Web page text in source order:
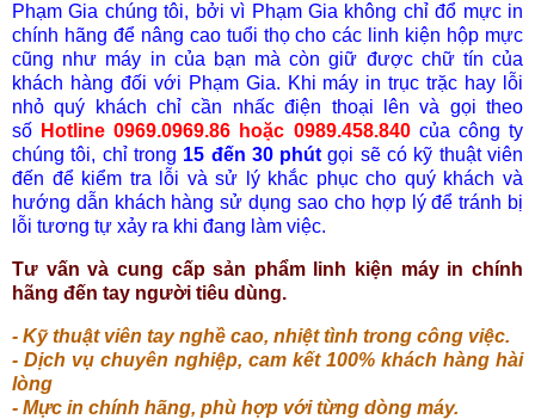
Phạm Gia chúng tôi, bởi vì Phạm Gia không chỉ đổ mực in
chính hãng để nâng cao tuổi thọ cho các linh kiện hộp mực
cũng như máy in của bạn mà còn giữ được chữ tín của
khách hàng đối với Phạm Gia. Khi máy in trục trặc hay lỗi
nhỏ quý khách chỉ cần nhấc điện thoại lên và gọi theo
số Hotline 0969.0969.86 hoặc 0989.458.840 của công ty
chúng tôi, chỉ trong 15 đến 30 phút gọi sẽ có kỹ thuật viên
đến để kiểm tra lỗi và sử lý khắc phục cho quý khách và
hướng dẫn khách hàng sử dụng sao cho hợp lý để tránh bị
lỗi tương tự xảy ra khi đang làm việc.
Tư vấn và cung cấp sản phẩm linh kiện máy in chính
hãng đến tay người tiêu dùng.
- Kỹ thuật viên tay nghề cao, nhiệt tình trong công việc.
- Dịch vụ chuyên nghiệp, cam kết 100% khách hàng hài
lòng
- Mực in chính hãng, phù hợp với từng dòng máy.